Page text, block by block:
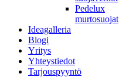
Pedelux
murtosuojat
Ideagalleria
Blogi
Yritys
Yhteystiedot
Tarjouspyyntö